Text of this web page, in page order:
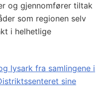
og gjennomfører tiltak
som regionen selv
i helhetlige
lysark fra samlingene i
sine